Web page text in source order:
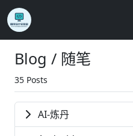
Blog / 随笔
35 Posts
AI-炼丹